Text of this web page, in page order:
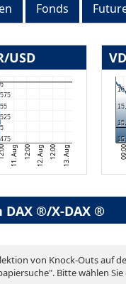
Fonds
USD
11. Aug 12:00 12. Aug 12:00 13. Aug
®/X-DAX ®
von Knock-Outs auf
Bitte wählen